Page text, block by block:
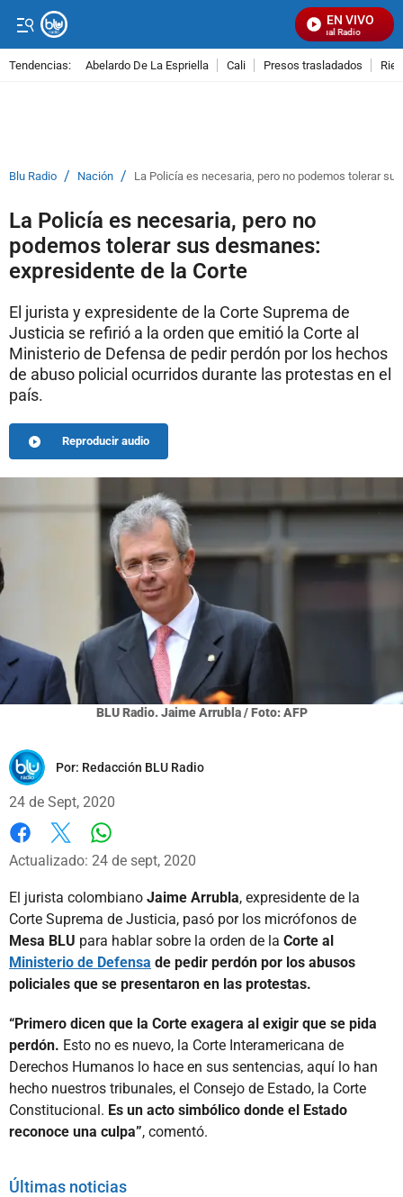
EN VIVO
Señal Visual Radio
Tendencias: Abelardo De La Espriella Cali Presos trasladados
Blu Radio / Nación / La Policía es necesaria, pero no podemos tolerar
La Policía es necesaria, pero no
podemos tolerar sus desmanes:
expresidente de la Corte
El jurista y expresidente de la Corte Suprema de
Justicia se refirió a la orden que emitió la Corte al
Ministerio de Defensa de pedir perdón por los hechos
de abuso policial ocurridos durante las protestas en el
país.
Reproducir audio
BLU Radio. Jaime Arrubla / Foto: AFP
Por: Redacción BLU Radio
24 de Sept, 2020
Facebook
X
Actualizado: 24 de sept, 2020
El jurista colombiano Jaime Arrubla, expresidente de la
Corte Suprema de Justicia, pasó por los micrófonos de
Mesa BLU para hablar sobre la orden de la Corte al
Ministerio de Defensa de pedir perdón por los abusos
policiales que se presentaron en las protestas.
“Primero dicen que la Corte exagera al exigir que se pida
perdón. Esto no es nuevo, la Corte Interamericana de
Derechos Humanos lo hace en sus sentencias, aquí lo han
hecho nuestros tribunales, el Consejo de Estado, la Corte
Constitucional. Es un acto simbólico donde el Estado
reconoce una culpa”, comentó.
Últimas noticias